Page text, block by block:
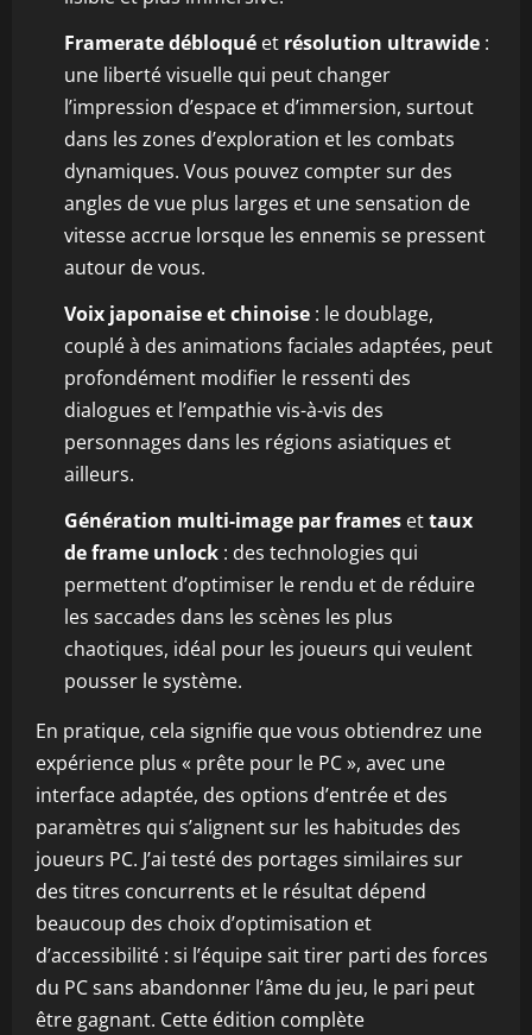
Framerate débloqué et résolution ultrawide :
une liberté visuelle qui peut changer
l’impression d’espace et d’immersion, surtout
dans les zones d’exploration et les combats
dynamiques. Vous pouvez compter sur des
angles de vue plus larges et une sensation de
vitesse accrue lorsque les ennemis se pressent
autour de vous.
Voix japonaise et chinoise : le doublage,
couplé à des animations faciales adaptées, peut
profondément modifier le ressenti des
dialogues et l’empathie vis-à-vis des
personnages dans les régions asiatiques et
ailleurs.
Génération multi-image par frames ettaux
de frame unlock : des technologies qui
permettent d’optimiser le rendu et de réduire
les saccades dans les scènes les plus
chaotiques, idéal pour les joueurs qui veulent
pousser le système.
En pratique, cela signifie que vous obtiendrez une
expérience plus « prête pour le PC », avec une
interface adaptée, des options d’entrée et des
paramètres qui s’alignent sur les habitudes des
joueurs PC. J’ai testé des portages similaires sur
des titres concurrents et le résultat dépend
beaucoup des choix d’optimisation et
d’accessibilité : si l’équipe sait tirer parti des forces
du PC sans abandonner l’âme du jeu, le pari peut
être gagnant. Cette édition complète